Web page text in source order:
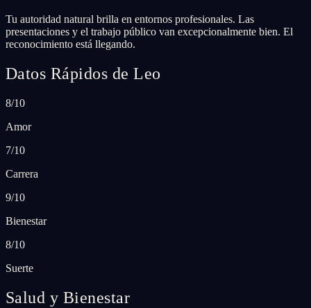
Tu autoridad natural brilla en entornos profesionales. Las
presentaciones y el trabajo público van excepcionalmente bien. El
reconocimiento está llegando.
Datos Rápidos de Leo
8/10
Amor
7/10
Carrera
9/10
Bienestar
8/10
Suerte
Salud y Bienestar